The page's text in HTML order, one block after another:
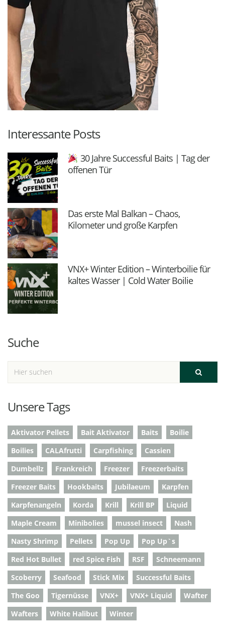
Interessante Posts
30 Jahre Successful Baits | Tag der
offenen Tür
Das erste Mal Balkan – Chaos,
Kilometer und große Karpfen
VNX+ Winter Edition – Winterboilie für
kaltes Wasser | Cold Water Boilie
Suche
Unsere Tags
Aktivator Pellets Bait Aktivator Baits
Boilie
Boilies
CALAfrutti Carpfishing
Cassien
Dumbellz
Frankreich Freezer
Freezerbaits
Freezer Baits
Hookbaits Jubilaeum
Karpfen
Karpfenangeln
Korda Krill Krill BP
Liquid
Maple Cream
Minibolies mussel insect
Nash
Nasty Shrimp
Pellets Pop Up
Pop Up`s
Red Hot Bullet
red Spice Fish RSF
Schneemann
Scoberry
Seafood Stick Mix
Successful Baits
The Goo
Tigernüsse VNX+ VNX+ Liquid
Wafter
Wafters
White Halibut Winter